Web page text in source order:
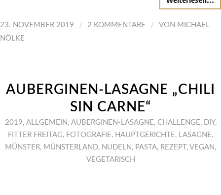
23. NOVEMBER 2019 / 2 KOMMENTARE / VON MICHAEL
NÖLKE
AUBERGINEN-LASAGNE „CHILI
SIN CARNE“
2019, ALLGEMEIN , AUBERGINEN-LASAGNE , CHALLENGE , DIY,
FITTER FREITAG, FOTOGRAFIE , HAUPTGERICHTE , LASAGNE ,
MÜNSTER, MÜNSTERLAND, NUDELN , PASTA, REZEPT , VEGAN ,
VEGETARISCH